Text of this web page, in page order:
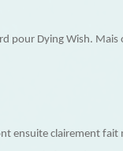
pour Dying Wish.
ensuite clairement